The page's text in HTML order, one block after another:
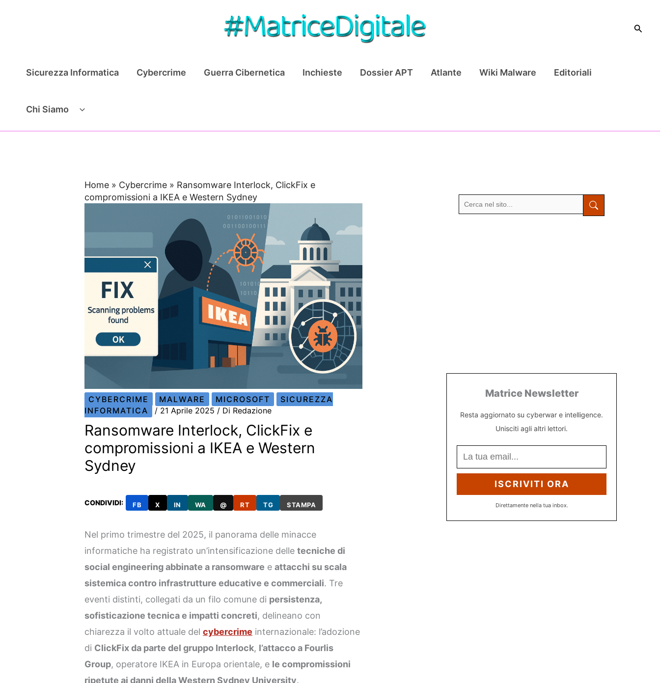
Cerca
Sicurezza Informatica Cybercrime Guerra Cibernetica Inchieste Dossier APT Atlante Wiki Malware Editoriali
Chi Siamo
Home » Cybercrime » Ransomware Interlock, ClickFix e
compromissioni a IKEA e Western Sydney
CYBERCRIME MALWARE MICROSOFT
SICUREZZA
INFORMATICA
/ 21 Aprile 2025 / Di Redazione
Ransomware Interlock, ClickFix e
compromissioni a IKEA e Western
Sydney
CONDIVIDI: FB X IN WA @ RT TG STAMPA
Nel primo trimestre del 2025, il panorama delle minacce
informatiche ha registrato un’intensificazione delletecniche di
social engineering abbinate a ransomware eattacchi su scala
sistemica contro infrastrutture educative e commerciali. Tre
eventi distinti, collegati da un filo comune di persistenza,
sofisticazione tecnica e impatti concreti, delineano con
chiarezza il volto attuale delcybercrime internazionale: l’adozione
di ClickFix da parte del gruppo Interlock, l’attacco a Fourlis
Group, operatore IKEA in Europa orientale, e le compromissioni
ripetute ai danni della Western Sydney University.
Matrice Newsletter
Resta aggiornato su cyberwar e intelligence.
Unisciti agli altri lettori.
ISCRIVITI ORA
Direttamente nella tua inbox.